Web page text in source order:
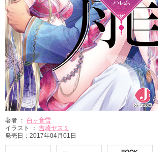
著者 ： 白ヶ音雪
イラスト ： 吉崎ヤスミ
発売日：2017年04月01日